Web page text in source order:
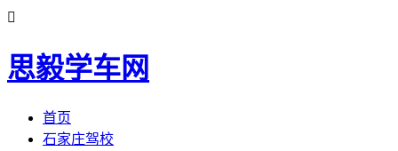

思毅学车网
首页
石家庄驾校